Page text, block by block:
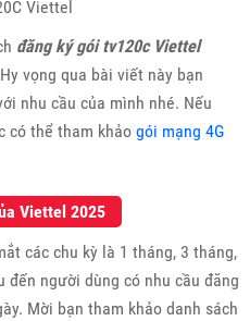
Viettel
đăng ký gói tv120c Viettel
vọng qua bài viết này bạn
nhu cầu của mình nhé. Nếu
có thể tham khảo gói mạng 4G
Viettel 2025
các chu kỳ là 1 tháng, 3 tháng,
người dùng có nhu cầu đăng
Mời bạn tham khảo danh sách